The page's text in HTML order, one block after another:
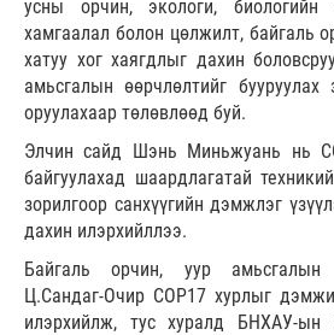
усны орчин, экологи,
хамгаалал болон цөлжилт, байгаль
хатуу хог хаягдлыг дахин
амьсгалын өөрчлөлтийг бууруулах
оруулахаар төлөвлөөд буй.
Элчин сайд Шэнь Миньжуань нь
байгуулахад шаардлагатай
зорилгоор санхүүгийн дэмжлэг
дахин илэрхийллээ.
Байгаль орчин, уур амьсгалын
Ц.Сандаг-Очир COP17 хурлыг
илэрхийлж, тус хуралд БНХАУ-ын